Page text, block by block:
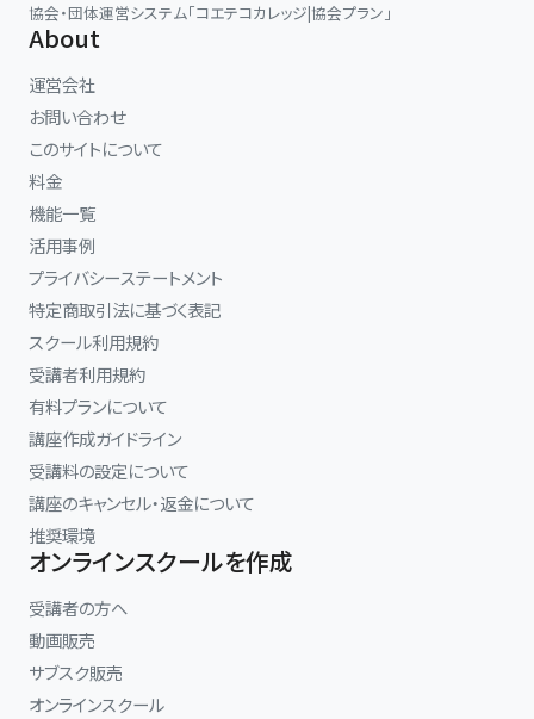
協会・団体運営システム「コエテコカレッジ|協会プラン」
About
運営会社
お問い合わせ
このサイトについて
料金
機能一覧
活用事例
プライバシーステートメント
特定商取引法に基づく表記
スクール利用規約
受講者利用規約
有料プランについて
講座作成ガイドライン
受講料の設定について
講座のキャンセル・返金について
推奨環境
オンラインスクールを作成
受講者の方へ
動画販売
サブスク販売
オンラインスクール